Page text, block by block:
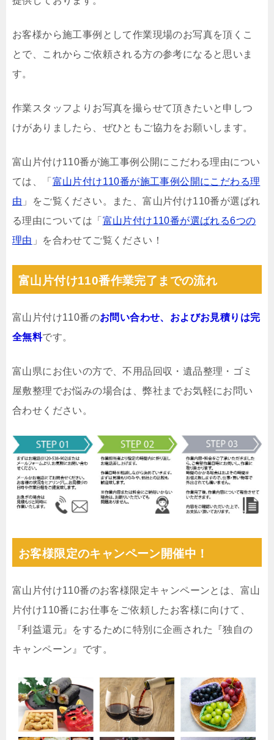
お客様から施工事例として作業現場のお写真を頂くこ
とで、これからご依頼される方の参考になると思いま
す。
作業スタッフよりお写真を撮らせて頂きたいと申しつ
けがありましたら、ぜひともご協力をお願いします。
富山片付け110番が施工事例公開にこだわる理由につい
ては、「 富山片付け110番が施工事例公開にこだわる理
由 」をご覧ください。また、富山片付け110番が選ばれ
る理由については「 富山片付け110番が選ばれる6つの
理由 」を合わせてご覧ください！
富山片付け110番作業完了までの流れ
富山片付け110番のお問い合わせ、およびお見積りは完
全無料です。
富山県にお住いの方で、不用品回収・遺品整理・ゴミ
屋敷整理でお悩みの場合は、弊社までお気軽にお問い
合わせください。
お客様限定のキャンペーン開催中！
富山片付け110番のお客様限定キャンペーンとは、富山
片付け110番にお仕事をご依頼したお客様に向けて、
『利益還元』をするために特別に企画された『独自の
キャンペーン』です。